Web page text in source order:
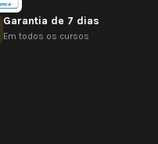
Garantia de 7 dias
Em todos os cursos